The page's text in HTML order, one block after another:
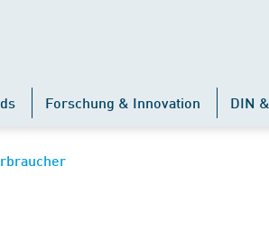
Forschung & Innovation DIN